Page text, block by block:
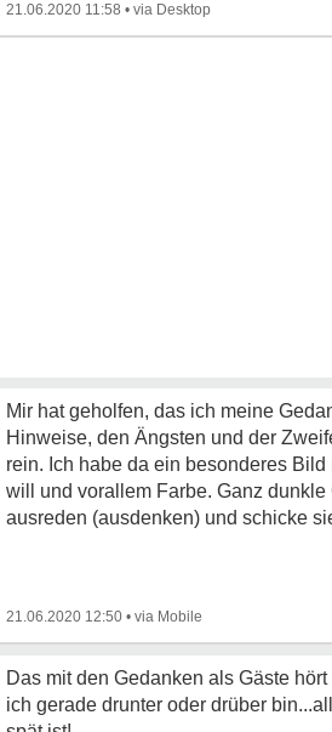
21.06.2020 11:58 •
Mir hat geholfen, das ich meine
Hinweise, den Ängsten und der
rein. Ich habe da ein besonderes
will und vorallem Farbe. Ganz
ausreden (ausdenken) und schicke
21.06.2020 12:50 •
Das mit den Gedanken als Gäste
ich gerade drunter oder drüber